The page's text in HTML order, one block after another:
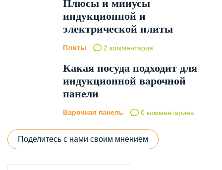
Плюсы и минусы
индукционной и
электрической плиты
Плиты 2 комментария
Какая посуда подходит для
индукционной варочной
панели
Варочная панель 0 комментариев
Поделитесь с нами своим мнением